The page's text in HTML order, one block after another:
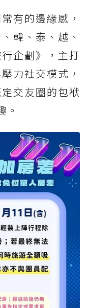
有的邊緣感，
韓、泰、越、
企劃》，主打
力社交模式，
交友圈的包袱
。